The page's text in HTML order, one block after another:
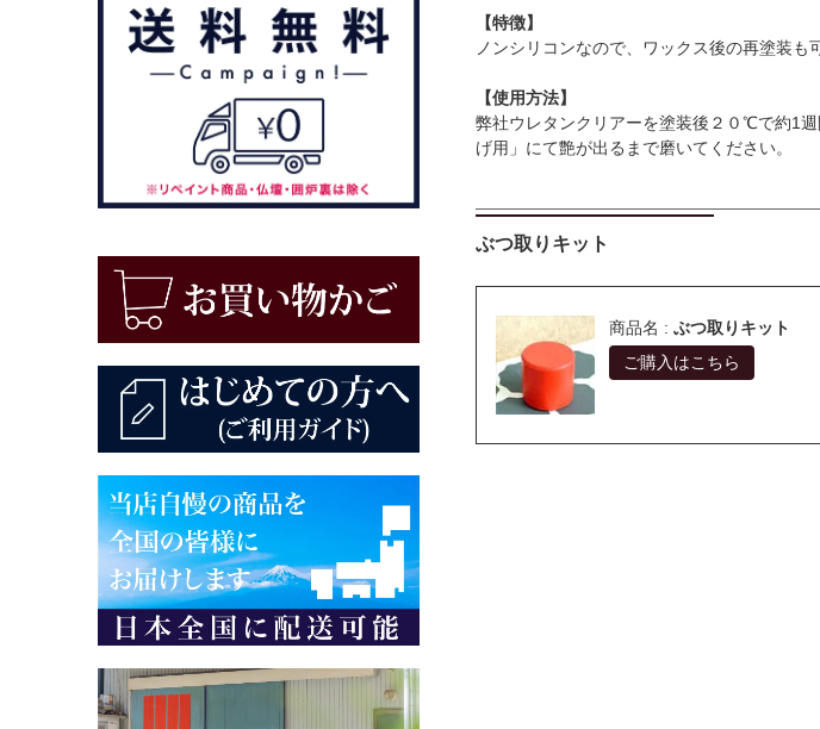
【特徴】
ノンシリコンなので、ワックス後の再塗装も
【使用方法】
弊社ウレタンクリアーを塗装後２０℃で約1
げ用」にて艶が出るまで磨いてください。
ぶつ取りキット
商品名 : ぶつ取りキット
ご購入はこちら